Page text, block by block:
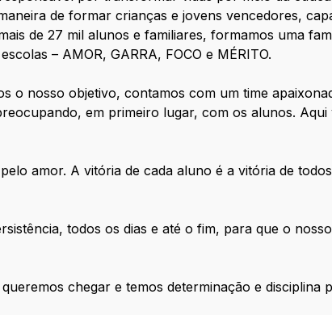
de formar crianças e jovens vencedores,
de 27 mil alunos e familiares, formamos uma
– AMOR, GARRA, FOCO e MÉRITO.
o nosso objetivo, contamos com um time
em primeiro lugar, com os alunos.
amor. A vitória de cada aluno é a vitória de
todos os dias e até o fim, para que o
chegar e temos determinação e disciplina